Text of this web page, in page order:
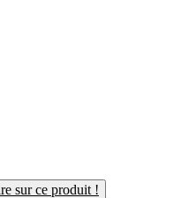
sur ce produit !